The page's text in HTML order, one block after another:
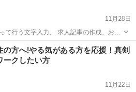
11月28日
していただきます。 ・未経験の方
・作業量に応じて報 酬アップが見込めます
ーン 主婦
の方へ!やる気がある方を応援！真剣
ークしたい方
11月22日